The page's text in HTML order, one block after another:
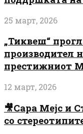
25 март, 2026
„Тиквеш“
производител
престижниот
12 март, 2026
🎥Сара Мејс и
со